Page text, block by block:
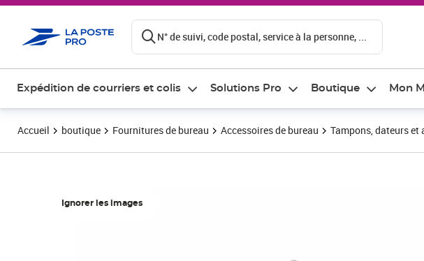
N° de suivi, code postal, service à la personne, ...
Expédition de courriers et colis Solutions Pro Boutique Mon
Accueil boutique Fournitures de bureau Accessoires de bureau Tampons, dateurs et
Ignorer les images